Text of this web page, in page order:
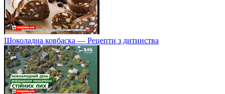
Шоколадна ковбаска — Рецепти з дитинства